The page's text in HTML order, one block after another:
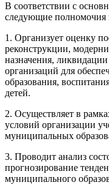
В соответствии с
следующие
1. Организует оценку
реконструкции,
назначения,
организаций для
образования,
детей.
2. Осуществляет в
условий организации
муниципальных
3. Проводит анализ
прогнозирование
муниципального